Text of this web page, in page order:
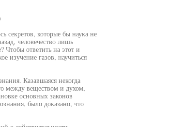
секретов, которые бы наука не
человечество лишь
Чтобы ответить на этот и
изучение газов, научиться
Казавшаяся некогда
между веществом и духом,
основных законов
было доказано, что